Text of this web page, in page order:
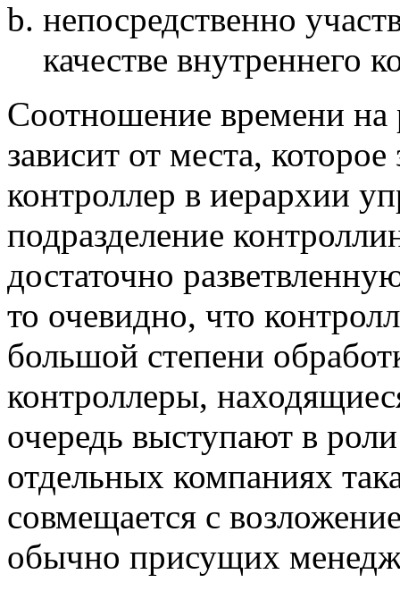
непосредственно
качестве внутреннего
Соотношение времени на
зависит от места,
контроллер в иерархии
подразделение
достаточно
то очевидно, что
большой степени
контроллеры,
очередь выступают в
отдельных компаниях
совмещается с
обычно присущих